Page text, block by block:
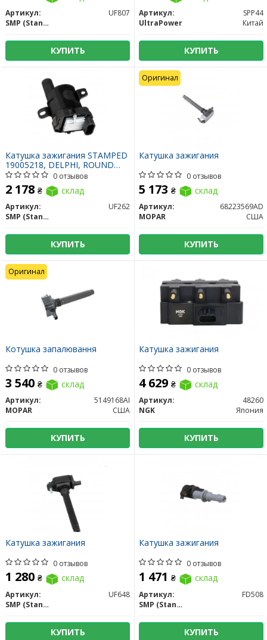
Артикул:
UF807
SMP (Standard Motors Products)
КУПИТЬ
Артикул:
SPP44
UltraPower
Китай
КУПИТЬ
Катушка зажигания STAMPED
19005218, DELPHI, ROUND
COIL
0 отзывов
2 178 ₴ склад
Артикул:
UF262
SMP (Standard Motors Products)
КУПИТЬ
Катушка зажигания
0 отзывов
5 173 ₴ склад
Артикул:
68223569AD
MOPAR
США
КУПИТЬ
Оригинал
Котушка запалювання
0 отзывов
3 540 ₴ склад
Артикул:
5149168AI
MOPAR
США
КУПИТЬ
Оригинал
Катушка зажигания
0 отзывов
4 629 ₴ склад
Артикул:
48260
NGK
Япония
КУПИТЬ
Катушка зажигания
0 отзывов
1 280 ₴ склад
Артикул:
UF648
SMP (Standard Motors Products)
КУПИТЬ
Катушка зажигания
0 отзывов
1 471 ₴ склад
Артикул:
FD508
SMP (Standard Motors Products)
КУПИТЬ